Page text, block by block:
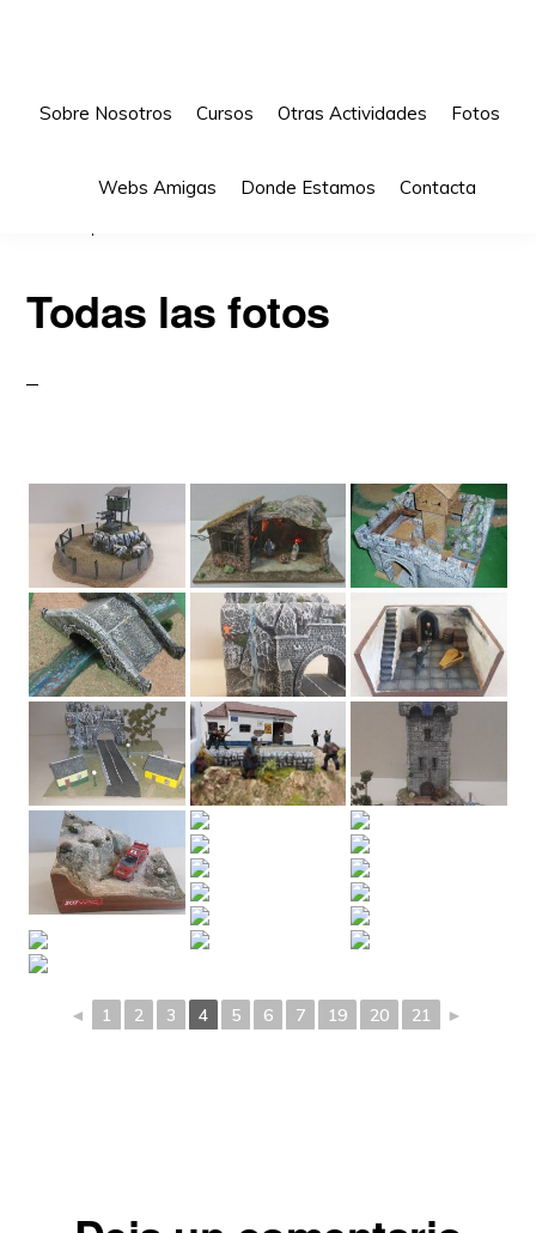
principal
lateralSobre Nosotros Cursos Otras Actividades Fotos
Webs Amigas Donde Estamos Contacta
Todas las fotos
◄ 1 2 3 4 5 6 7 19 20 21 ►